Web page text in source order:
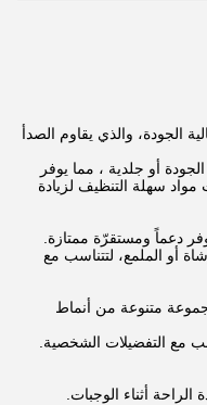
الجودة، والذي يقاوم الصدأ
أو جلدية ، مما يوفر
سهلة التنظيف لزيادة
دعماً ومستقرّة ممتازة.
أو الملمع، لتتناسب مع
متنوعة من أنماط
مع التفضيلات الشخصية.
أثناء الوجبات.